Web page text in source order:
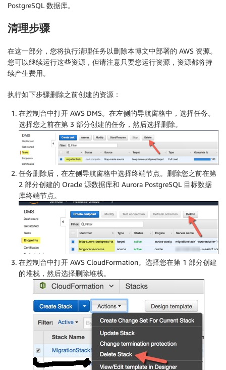
PostgreSQL 数据库。
清理步骤
在这一部分，您将执行清理任务以删除本博文中部署的 AWS 资源。
您可以继续运行这些资源，但请注意只要您运行资源，资源都将持
续产生费用。
执行如下步骤删除之前创建的资源：
在控制台中打开 AWS DMS。在左侧的导航窗格中，选择任务。
选择您之前在第 3 部分创建的任务，然后选择删除。
任务删除后，在左侧导航窗格中选择终端节点。删除您之前在第
2 部分创建的 Oracle 源数据库和 Aurora PostgreSQL 目标数据
库终端节点。
在控制台中打开 AWS CloudFormation。选择您在第 1 部分创建
的堆栈，然后选择删除堆栈。